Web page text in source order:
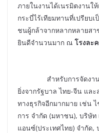
ภายในงานได้เนรมิตงานใ
กระบี่ไร้เทียมทานที่เปรียบ
ชนผู้กล้าจากหลากหลายส
ยินดีจำนวนมาก ณ โรงละ
สำหรับการจัดงานใน
ยิ่งจากรัฐบาล ไทย-จีน แล
ทางธุรกิจอีกมากมาย เช่น
การ จำกัด (มหาชน), บริษัท
แอนซ์(ประเทศไทย) จำกัด,